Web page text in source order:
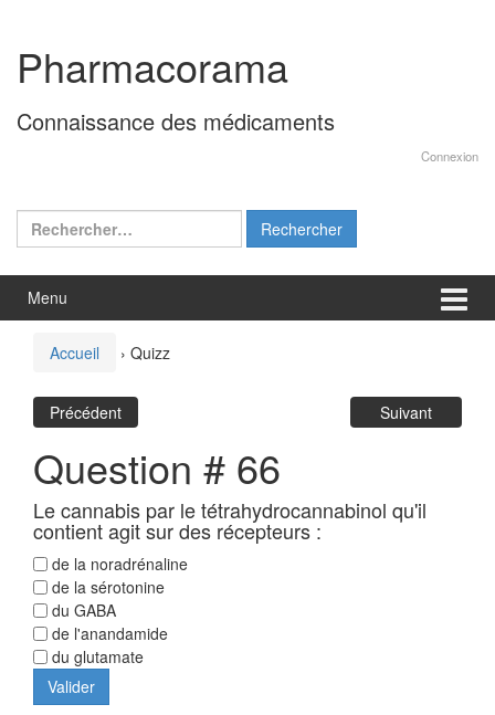
contenu
menu
principal
Pharmacorama
Connaissance des médicaments
Connexion
Rechercher :
Menu
Accueil › Quizz
Précédent Suivant
Question # 66
Le cannabis par le tétrahydrocannabinol qu'il
contient agit sur des récepteurs :
de la noradrénaline
de la sérotonine
du GABA
de l'anandamide
du glutamate